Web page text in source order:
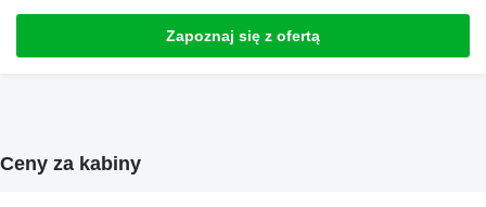
Zapoznaj się z ofertą
Ceny za kabiny